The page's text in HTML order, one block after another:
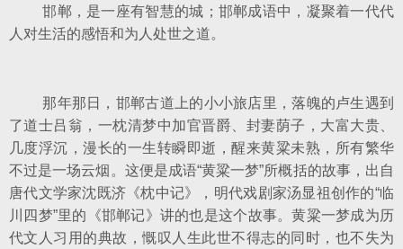
邯郸，是一座有智慧的城；邯郸成语中，凝聚着一代代
人对生活的感悟和为人处世之道。
那年那日，邯郸古道上的小小旅店里，落魄的卢生遇到
了道士吕翁，一枕清梦中加官晋爵、封妻荫子，大富大贵、
几度浮沉，漫长的一生转瞬即逝，醒来黄粱未熟，所有繁华
不过是一场云烟。这便是成语“黄粱一梦”所概括的故事，出自
唐代文学家沈既济《枕中记》，明代戏剧家汤显祖创作的“临
川四梦”里的《邯郸记》讲的也是这个故事。黄粱一梦成为历
代文人习用的典故，慨叹人生此世不得志的同时，也不失为